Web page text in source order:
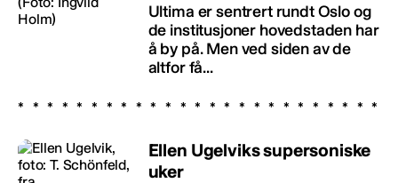
Ultima er sentrert rundt Oslo og
de institusjoner hovedstaden har
å by på. Men ved siden av de
altfor få...
Ellen Ugelviks supersoniske
uker